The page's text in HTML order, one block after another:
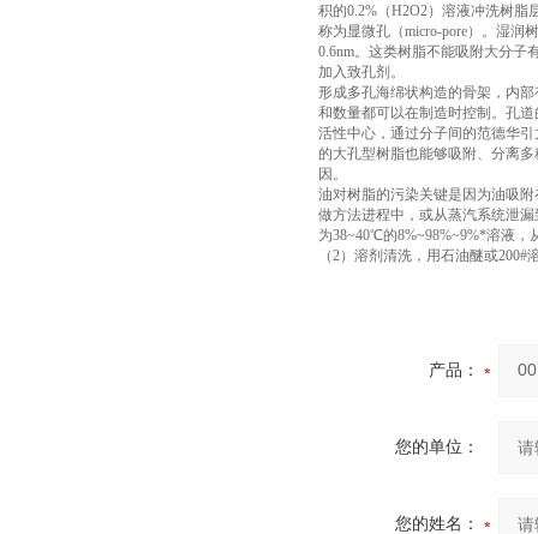
积的0.2%（H2O2）溶液冲洗树
称为显微孔（micro-pore）。湿润
0.6nm。这类树脂不能吸附大分子
加入致孔剂。
形成多孔海绵状构造的骨架，内
和数量都可以在制造时控制。孔
活性中心，通过分子间的范德华
的大孔型树脂也能够吸附、分离
因。
油对树脂的污染关键是因为油吸
做方法进程中，或从蒸汽系统泄
为38~40℃的8%~98%~9%*溶液
（2）溶剂清洗，用石油醚或
产品：
您的单位：
您的姓名：